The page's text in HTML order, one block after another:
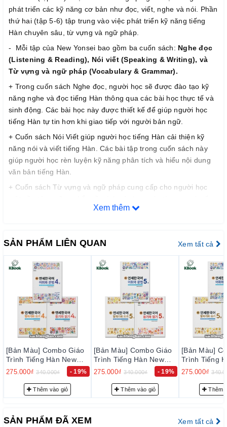
phát triển các kỹ năng cơ bản như đọc, viết, nghe và nói. Phần
thứ hai (tập 5-6) tập trung vào việc phát triển kỹ năng tiếng
Hàn chuyên sâu, từ vựng và ngữ pháp.
- Mỗi tập của New Yonsei bao gồm ba cuốn sách: Nghe đọc
(Listening & Reading), Nói viết (Speaking & Writing), và
Từ vựng và ngữ pháp (Vocabulary & Grammar).
+ Trong cuốn sách Nghe đọc, người học sẽ được đào tạo kỹ
năng nghe và đọc tiếng Hàn thông qua các bài học thực tế và
sinh động. Các bài học này được thiết kế để giúp người học
tiếng Hàn tự tin hơn khi giao tiếp với người bản ngữ.
+ Cuốn sách Nói Viết giúp người học tiếng Hàn cải thiện kỹ
năng nói và viết tiếng Hàn. Các bài tập trong cuốn sách này
giúp người học rèn luyện kỹ năng phân tích và hiểu nội dung
văn bản tiếng Hàn.
+ Cuốn sách Từ vựng và ngữ pháp cung cấp cho người học
trúc ngữ pháp tiếng Hàn. Các bài tập trong cuốn sách này giúp
ƯU ĐIỂM CỦA SÁCH
Cấu trúc rõ ràng và dễ hiểu: Giáo trình New Yonsei
được chia thành các tập và mỗi tập lại được chia thành
3 cuốn, bao gồm nghe nói, đọc viết, từ vựng ngữ pháp.
Các bài học được thiết kế rõ ràng và dễ hiểu để giúp
học sinh dễ dàng tiếp cận và học tập.
Phù hợp với nhiều trình độ: Giáo trình New Yonsei có
nhiều tập, từ cơ bản đến nâng cao, phù hợp với nhiều
trình độ của học sinh. Đồng thời, giáo trình này cũng
cung cấp các tài liệu học tập cho các kỹ năng khác
nhau như kỹ năng nghe, nói, đọc và viết.
Nội dung đa dạng và thú vị: Giáo trình New Yonsei cung
cấp nhiều nội dung học tập khác nhau, từ văn phạm
sinh có thể học được nhiều chủ đề khác nhau và được
Xem thêm
SẢN PHẨM LIÊN QUAN Xem tất cả
[Bản Màu] Combo Giáo
Trình Tiếng Hàn New
Yonsei Korean 5-1 - 새
275.000₫ 340.000₫ - 19%
Thêm vào giỏ
[Bản Màu] Combo Giáo
Trình Tiếng Hàn New
Yonsei Korean 5-2 - 새
275.000₫ 340.000₫ - 19%
Thêm vào giỏ
[Bản Màu]
Tiếng Hàn
Korean Nói
기 4-1
80.000₫
Thêm
SẢN PHẨM ĐÃ XEM Xem tất cả